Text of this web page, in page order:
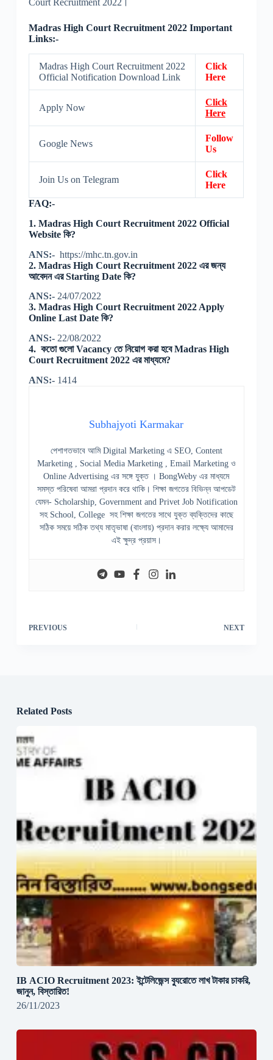
Court Recruitment 2022।
Madras High Court Recruitment 2022 Important
Links:-
Madras High Court Recruitment 2022
Official Notification Download Link
Click
Here
Apply Now
Click
Here
Google News
Follow
Us
Join Us on Telegram
Click
Here
FAQ:-
1. Madras High Court Recruitment 2022 Official
Website কি?
ANS:- https://mhc.tn.gov.in
2. Madras High Court Recruitment 2022 এর জন্য
আবেদন এর Starting Date কি?
ANS:- 24/07/2022
3. Madras High Court Recruitment 2022 Apply
Online Last Date কি?
ANS:-22/08/2022
4. কতো গুলো Vacancy তে নিয়োগ করা হবে Madras High
Court Recruitment 2022 এর মাধ্যমে?
ANS:-1414
Subhajyoti Karmakar
পেশাগতভাবে আমি Digital Marketing এ SEO, Content
Marketing , Social Media Marketing , Email Marketing ও
Online Advertising এর সঙ্গে যুক্ত । BongWeby এর মাধ্যমে
সমস্ত পরিষেবা আমরা প্রদান করে থাকি। শিক্ষা জগতের বিভিন্ন আপডেট
যেমন- Scholarship, Government and Privet Job Notification
সহ School, College সহ শিক্ষা জগতের সাথে যুক্ত ব্যক্তিদের কাছে
সঠিক সময়ে সঠিক তথ্য মাতৃভাষা (বাংলায়) প্রদান করার লক্ষ্যে আমাদের
এই ক্ষুদ্র প্রয়াস।
PREVIOUS NEXT
Related Posts
IB ACIO Recruitment 2023: ইন্টেলিজেন্স ব্যুরোতে লাখ টাকার চাকরি,
জানুন, বিস্তারিত!
26/11/2023